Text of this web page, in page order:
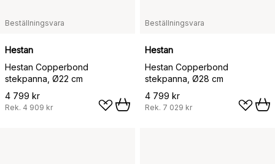
Beställningsvara
Hestan
Hestan Copperbond
stekpanna, Ø22 cm
4 799 kr
Rek. 4 909 kr
Beställningsvara
Hestan
Hestan Copperbond
stekpanna, Ø28 cm
4 799 kr
Rek. 7 029 kr